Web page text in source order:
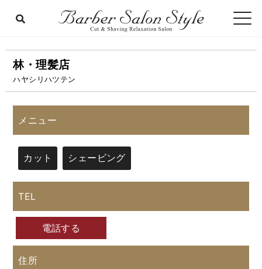
林・理髪店
ハヤシリハツテン
メニュー
カット シェービング
TEL
電話する
住所